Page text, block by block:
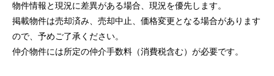
物件情報と現況に差異がある場合、現況を優先します。
掲載物件は売却済み、売却中止、価格変更となる場合があります
ので、予めご了承ください。
仲介物件には所定の仲介手数料（消費税含む）が必要です。